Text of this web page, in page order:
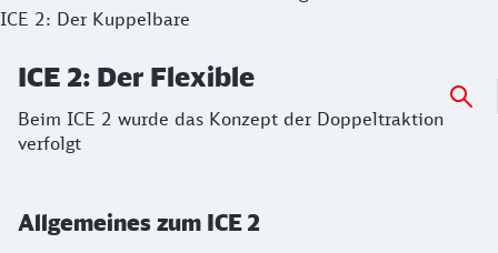
Beim ICE 2 wurde das Konzept der Doppeltraktion verfolgt
ICE 2: Der Kuppelbare
ICE 2: Der Flexible
Beim ICE 2 wurde das Konzept der Doppeltraktion
verfolgt
Allgemeines zum ICE 2